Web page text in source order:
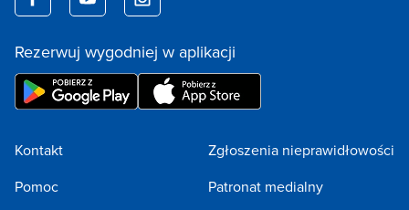
Rezerwuj wygodniej w aplikacji
Kontakt
Pomoc
Zgłoszenia nieprawidłowości
Patronat medialny